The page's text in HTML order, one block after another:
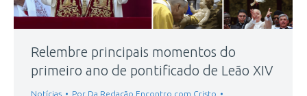
Relembre principais momentos do
primeiro ano de pontificado de Leão XIV
Notícias Por Da Redação Encontro com Cristo